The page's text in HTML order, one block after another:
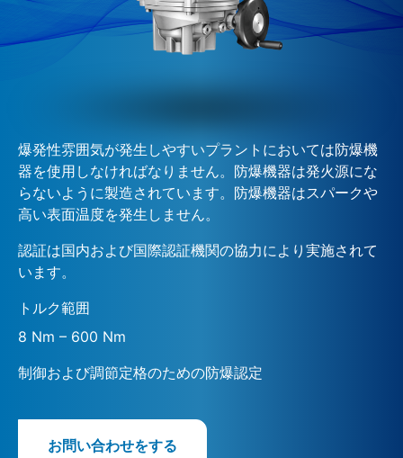
爆発性雰囲気が発生しやすいプラントにおいては防爆機
器を使用しなければなりません。防爆機器は発火源にな
らないように製造されています。防爆機器はスパークや
高い表面温度を発生しません。
認証は国内および国際認証機関の協力により実施されて
います。
トルク範囲
8 Nm – 600 Nm
制御および調節定格のための防爆認定
お問い合わせをする